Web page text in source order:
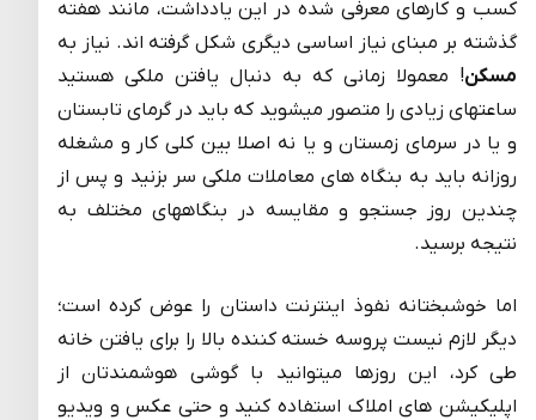
کسب و کارهای معرفی شده در این یادداشت، مانند هفته
گذشته بر مبنای نیاز اساسی دیگری شکل گرفته اند. نیاز به
مسکن! معمولا زمانی که به دنبال یافتن ملکی هستید
ساعتهای زیادی را متصور میشوید که باید در گرمای تابستان
و یا در سرمای زمستان و یا نه اصلا بین کلی کار و مشغله
روزانه باید به بنگاه های معاملات ملکی سر بزنید و پس از
چندین روز جستجو و مقایسه در بنگاههای مختلف به
نتیجه برسید.
اما خوشبختانه نفوذ اینترنت داستان را عوض کرده است؛
دیگر لازم نیست پروسه خسته کننده بالا را برای یافتن خانه
طی کرد، این روزها میتوانید با گوشی هوشمندتان از
اپلیکیشن های املاک استفاده کنید و حتی عکس و ویدیو